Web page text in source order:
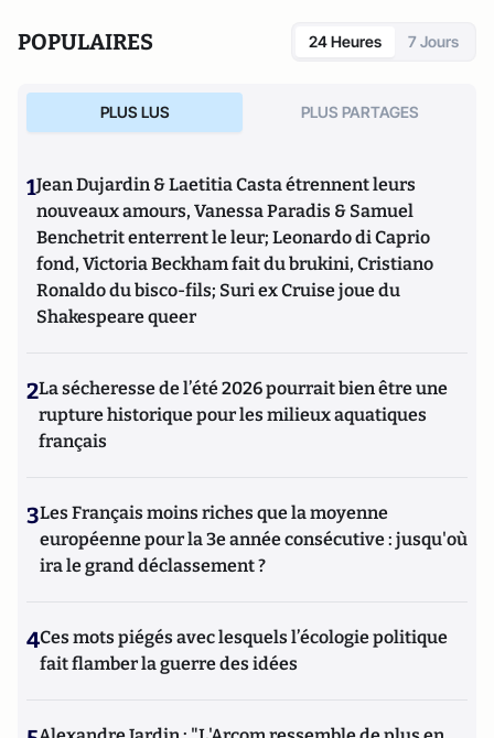
POPULAIRES 24 Heures 7 Jours
PLUS LUS PLUS PARTAGES
1Jean Dujardin & Laetitia Casta étrennent leurs
nouveaux amours, Vanessa Paradis & Samuel
Benchetrit enterrent le leur; Leonardo di Caprio
fond, Victoria Beckham fait du brukini, Cristiano
Ronaldo du bisco-fils; Suri ex Cruise joue du
Shakespeare queer
2La sécheresse de l’été 2026 pourrait bien être une
rupture historique pour les milieux aquatiques
français
3Les Français moins riches que la moyenne
européenne pour la 3e année consécutive : jusqu'où
ira le grand déclassement ?
4Ces mots piégés avec lesquels l’écologie politique
fait flamber la guerre des idées